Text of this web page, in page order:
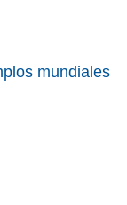
mundiales